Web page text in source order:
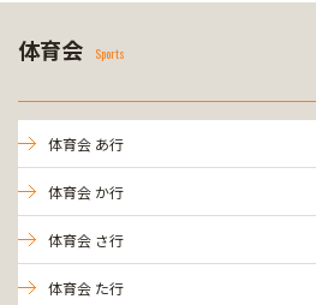
体育会 Sports
体育会 あ行
体育会 か行
体育会 さ行
体育会 た行